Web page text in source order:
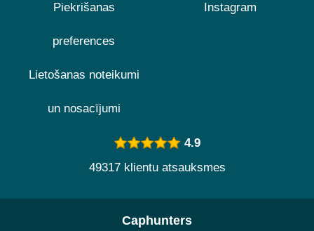
Piekrišanas
preferences
Lietošanas noteikumi
un nosacījumi
Instagram
4.9
49317 klientu atsauksmes
Caphunters